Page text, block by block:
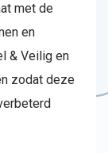
met de
en
& Veilig en
zodat deze